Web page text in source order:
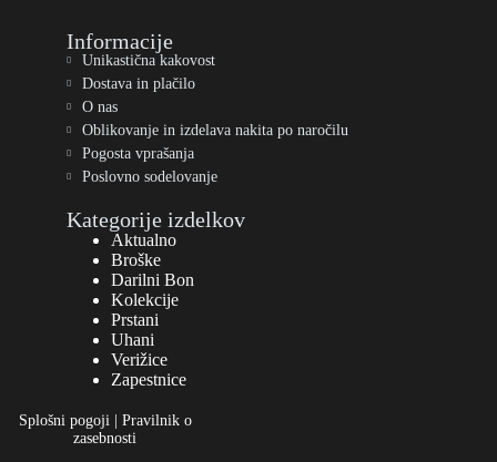
Informacije
Unikastična kakovost
Dostava in plačilo
O nas
Oblikovanje in izdelava nakita po naročilu
Pogosta vprašanja
Poslovno sodelovanje
Kategorije izdelkov
Aktualno
Broške
Darilni Bon
Kolekcije
Prstani
Uhani
Verižice
Zapestnice
Splošni pogoji| Pravilnik o
zasebnosti